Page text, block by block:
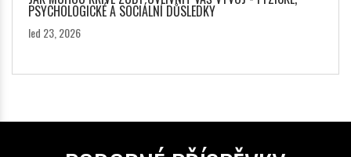
PSYCHOLOGICKÉ A SOCIÁLNÍ DŮSLEDKY
led 23, 2026